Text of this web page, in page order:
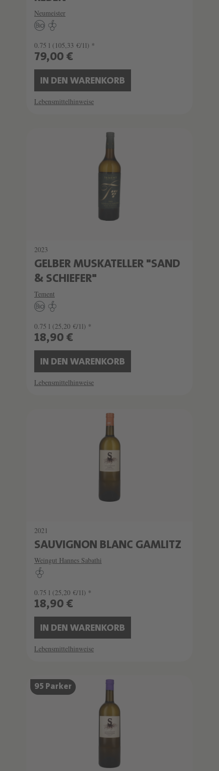
Neumeister
0.75 l (105,33 €/1l) *
79,00 €
IN DEN WARENKORB
Lebensmittelhinweise
2023
GELBER MUSKATELLER "SAND
& SCHIEFER"
Tement
0.75 l (25,20 €/1l) *
18,90 €
IN DEN WARENKORB
Lebensmittelhinweise
2021
SAUVIGNON BLANC GAMLITZ
Weingut Hannes Sabathi
0.75 l (25,20 €/1l) *
18,90 €
IN DEN WARENKORB
Lebensmittelhinweise
95 Parker